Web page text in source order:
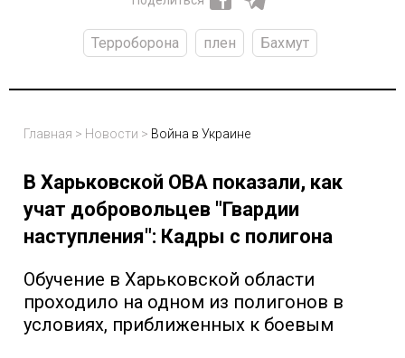
Терроборона плен Бахмут
Главная > Новости > Война в Украине
В Харьковской ОВА показали, как
учат добровольцев "Гвардии
наступления": Кадры с полигона
Обучение в Харьковской области
проходило на одном из полигонов в
условиях, приближенных к боевым